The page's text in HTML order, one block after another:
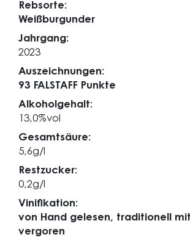
Rebsorte:
Weißburgunder
Jahrgang:
2023
Auszeichnungen:
93 FALSTAFF Punkte
Alkoholgehalt:
13,0%vol
Gesamtsäure:
5,6g/l
Restzucker:
0,2g/l
Vinifikation:
von Hand gelesen, traditionell
vergoren